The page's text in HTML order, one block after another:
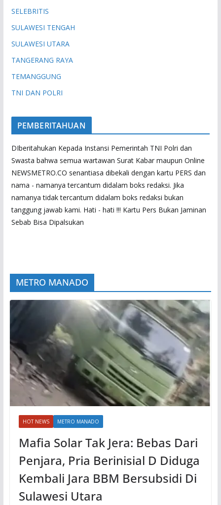
SELEBRITIS
SULAWESI TENGAH
SULAWESI UTARA
TANGERANG RAYA
TEMANGGUNG
TNI DAN POLRI
PEMBERITAHUAN
DIberitahukan Kepada Instansi Pemerintah TNI Polri dan
Swasta bahwa semua wartawan Surat Kabar maupun Online
NEWSMETRO.CO senantiasa dibekali dengan kartu PERS dan
nama - namanya tercantum didalam boks redaksi. Jika
namanya tidak tercantum didalam boks redaksi bukan
tanggung jawab kami. Hati - hati !!! Kartu Pers Bukan Jaminan
Sebab Bisa Dipalsukan
METRO MANADO
HOT NEWS METRO MANADO
Mafia Solar Tak Jera: Bebas Dari
Penjara, Pria Berinisial D Diduga
Kembali Jara BBM Bersubsidi Di
Sulawesi Utara